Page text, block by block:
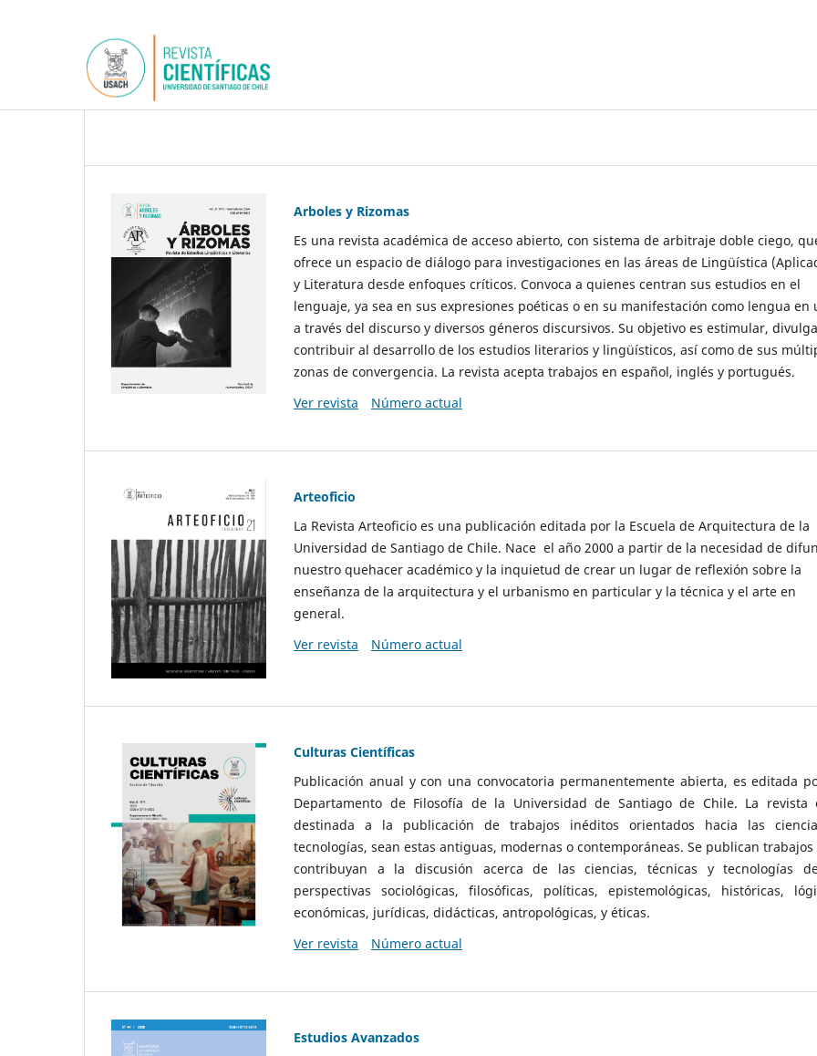
Arboles y Rizomas
Es una revista académica de acceso abierto, con sistema de arbitraje doble ciego,
ofrece un espacio de diálogo para investigaciones en las áreas de Lingüística
y Literatura desde enfoques críticos. Convoca a quienes centran sus estudios en el
lenguaje, ya sea en sus expresiones poéticas o en su manifestación como lengua en
a través del discurso y diversos géneros discursivos. Su objetivo es estimular,
contribuir al desarrollo de los estudios literarios y lingüísticos, así como de sus
zonas de convergencia. La revista acepta trabajos en español, inglés y portugués.
Ver revista
Número actual
Arteoficio
La Revista Arteoficio es una publicación editada por la Escuela de Arquitectura de la
Universidad de Santiago de Chile. Nace el año 2000 a partir de la necesidad de
nuestro quehacer académico y la inquietud de crear un lugar de reflexión sobre la
enseñanza de la arquitectura y el urbanismo en particular y la técnica y el arte en
general.
Ver revista
Número actual
Culturas Científicas
Publicación anual y con una convocatoria permanentemente abierta, es editada
Departamento de Filosofía de la Universidad de Santiago de Chile. La revista
destinada a la publicación de trabajos inéditos orientados hacia las
tecnologías, sean estas antiguas, modernas o contemporáneas. Se publican
contribuyan a la discusión acerca de las ciencias, técnicas y tecnologías
perspectivas sociológicas, filosóficas, políticas, epistemológicas, históricas,
económicas, jurídicas, didácticas, antropológicas, y éticas.
Ver revista
Número actual
Estudios Avanzados